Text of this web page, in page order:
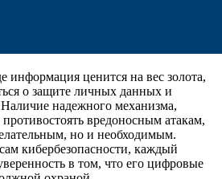
информация ценится на вес золота,
о защите личных данных и
надежного механизма,
вредоносным атакам,
но и необходимым.
кибербезопасности, каждый
в том, что его цифровые